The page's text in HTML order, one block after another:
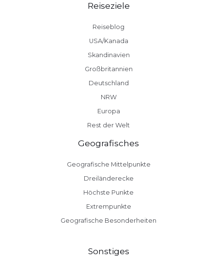
Reiseziele
Reiseblog
USA/Kanada
Skandinavien
Großbritannien
Deutschland
NRW
Europa
Rest der Welt
Geografisches
Geografische Mittelpunkte
Dreiländerecke
Höchste Punkte
Extrempunkte
Geografische Besonderheiten
Sonstiges